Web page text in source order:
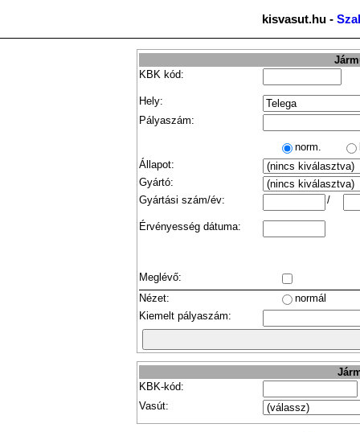
kisvasut.hu -
KBK kód:
Hely:
Pályaszám:
norm.
Állapot:
Gyártó:
Gyártási szám/év:
/
Érvényesség dátuma:
Meglévő:
Nézet:
normál
Kiemelt pályaszám:
KBK-kód:
Vasút: